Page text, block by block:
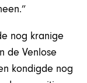
nog kranige
de Venlose
kondigde nog